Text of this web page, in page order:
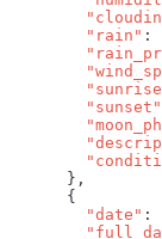
        "rain"
:
        "sunset"
        "date"
: